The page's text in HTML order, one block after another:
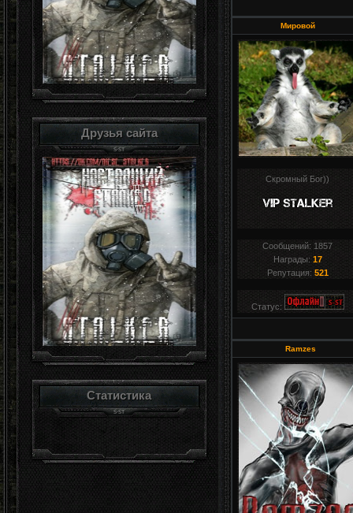
Друзья сайта
Статистика
Мировой
Скромный Бог))
Сообщений: 1857
Награды: 17
Репутация: 521
Статус:
Ramzes